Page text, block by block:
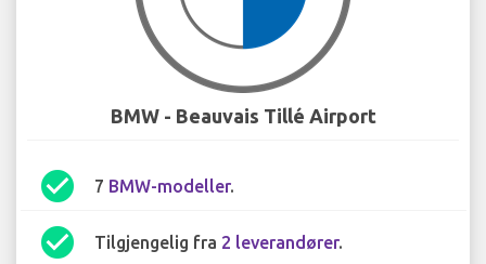
BMW - Beauvais Tillé Airport
check_circle 7 BMW-modeller.
check_circle Tilgjengelig fra 2 leverandører.